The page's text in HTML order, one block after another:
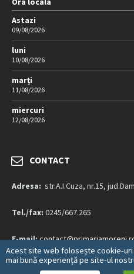
Astazi
09/08/2026
luni
10/08/2026
marți
11/08/2026
miercuri
12/08/2026
CONTACT
Adresa: str.A.I.Cuza, nr.15,
Tel./fax: 0245/667.265
E-mail:
Mai multe detalii…
Acest site web folosește cookie-uri
mai bună experiență pe site-ul